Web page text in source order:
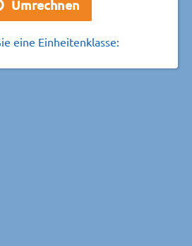
eine Einheitenklasse: